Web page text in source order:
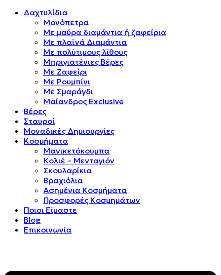
Δαχτυλίδια
Μονόπετρα
Mε μαύρα διαμάντια ή ζαφείρια
Mε πλαϊνά Διαμάντια
Mε πολύτιμους λίθους
Μπριγιατένιες Βέρες
Με Ζαφείρι
Με Ρουμπίνι
Με Σμαράγδι
Μαίανδρος Exclusive
Βέρες
Σταυροί
Μοναδικές Δημιουργίες
Κοσμήματα
Μανικετόκουμπα
Κολιέ – Μενταγιόν
Σκουλαρίκια
Βραχιόλια
Ασημένια Κοσμήματα
Προσφορές Κοσμημάτων
Ποιοι Είμαστε
Blog
Επικοινωνία